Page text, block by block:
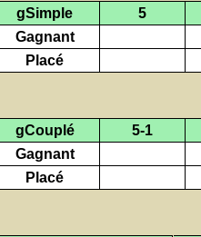
gSimple 5
Gagnant
Placé
gCouplé 5-1
Gagnant
Placé